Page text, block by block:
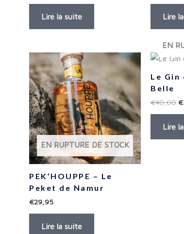
Lire la suite Lire
EN RUPTURE DE STOCK
PEK’HOUPPE – Le
Peket de Namur
€29,95
Lire la suite
EN
Le Gin
Belle
€40,00 €
Lire